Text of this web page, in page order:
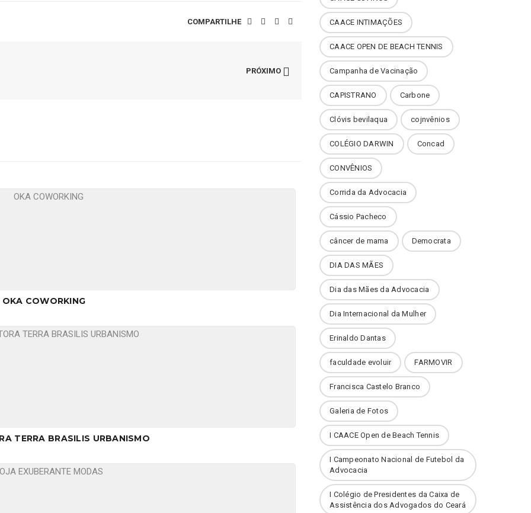
COMPARTILHE
PRÓXIMO
OKA COWORKING
TERRA BRASILIS URBANISMO
CAACE INTIMAÇÕES
CAACE OPEN DE BEACH TENNIS
Campanha de Vacinação
CAPISTRANO Carbone
Clóvis bevilaqua cojnvênios
COLÉGIO DARWIN Concad
CONVÊNIOS
Corrida da Advocacia
Cássio Pacheco
câncer de mama Democrata
DIA DAS MÃES
Dia das Mães da Advocacia
Dia Internacional da Mulher
Erinaldo Dantas
faculdade evoluir FARMOVIR
Francisca Castelo Branco
Galeria de Fotos
I CAACE Open de Beach Tennis
I Campeonato Nacional de Futebol da
Advocacia
I Colégio de Presidentes da Caixa de
Assistência dos Advogados do Ceará